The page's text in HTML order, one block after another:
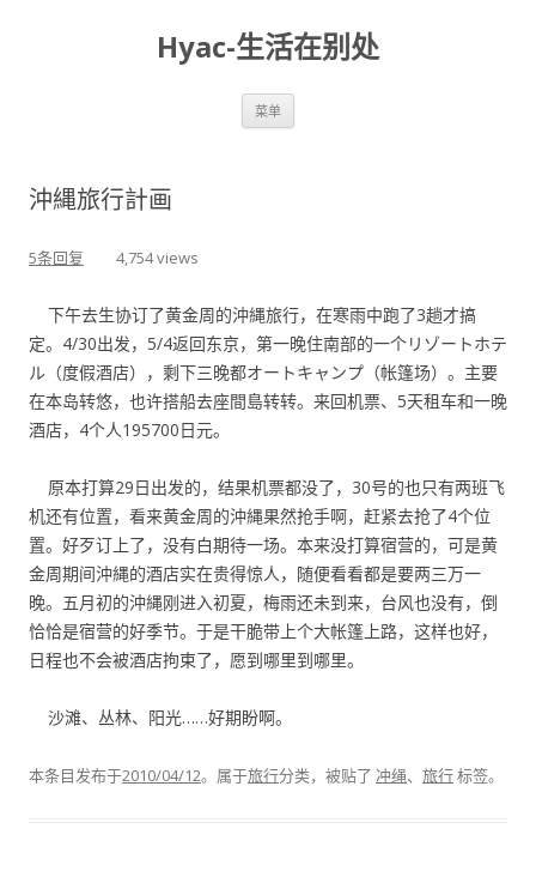
Hyac-生活在别处
菜单
沖縄旅行計画
5条回复 4,754 views
下午去生协订了黄金周的沖縄旅行，在寒雨中跑了3趟才搞
定。4/30出发，5/4返回东京，第一晚住南部的一个リゾートホテ
ル（度假酒店），剩下三晚都オートキャンプ（帐篷场）。主要
在本岛转悠，也许搭船去座間島转转。来回机票、5天租车和一晚
酒店，4个人195700日元。
原本打算29日出发的，结果机票都没了，30号的也只有两班飞
机还有位置，看来黄金周的沖縄果然抢手啊，赶紧去抢了4个位
置。好歹订上了，没有白期待一场。本来没打算宿营的，可是黄
金周期间沖縄的酒店实在贵得惊人，随便看看都是要两三万一
晚。五月初的沖縄刚进入初夏，梅雨还未到来，台风也没有，倒
恰恰是宿营的好季节。于是干脆带上个大帐篷上路，这样也好，
日程也不会被酒店拘束了，愿到哪里到哪里。
沙滩、丛林、阳光……好期盼啊。
本条目发布于2010/04/12。属于旅行分类，被贴了 冲绳、 旅行标签。